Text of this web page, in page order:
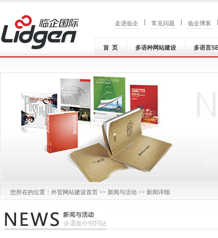
走进临企 常见问题 临企博客
首 页 多语种网站建设 多语言
您所在的位置： 外贸网站建设首页 >> 新闻与活动 >> 新闻详细